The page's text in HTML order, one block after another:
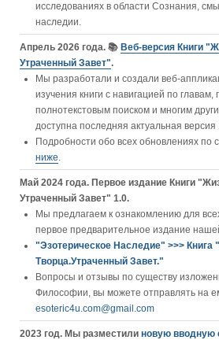
исследованиях в области Сознания,
наследии.
Апрель 2026 года. 📚 Веб-версия Книги
Утраченный Завет".
Мы разработали и создали веб-
изучения книги c навигацией по
полнотекстовым поиском и многим
доступна последняя актуальная версия
Подробности обо всех обновлениях по
ниже.
Май 2024 года. Первое издание Книги
Утраченный Завет" 1.0.
Мы предлагаем к ознакомлению для
первое предварительное издание
"Эзотерическое Наследие" >>> Книга
Творца.Утраченный Завет."
Вопросы и отзывы по существу
Философии, вы можете отправлять на
esoteric4u.com@gmail.com
2023 год. Мы разместили новую вводную